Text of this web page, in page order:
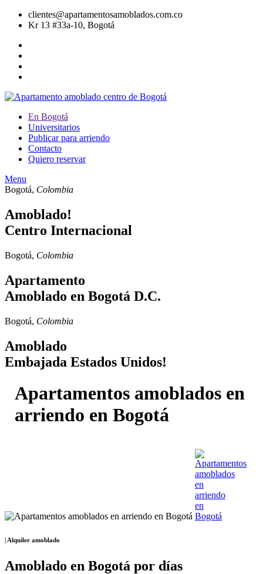
clientes@apartamentosamoblados.com.co
Kr 13 #33a-10, Bogotá
En Bogotá
Universitarios
Publicar para arriendo
Contacto
Quiero reservar
Menu
Bogotá, Colombia
Amoblado!
Centro Internacional
Bogotá, Colombia
Apartamento
Amoblado en Bogotá D.C.
Bogotá, Colombia
Amoblado
Embajada Estados Unidos!
Apartamentos amoblados en
arriendo en Bogotá
| Alquiler amoblado
Amoblado en Bogotá por días